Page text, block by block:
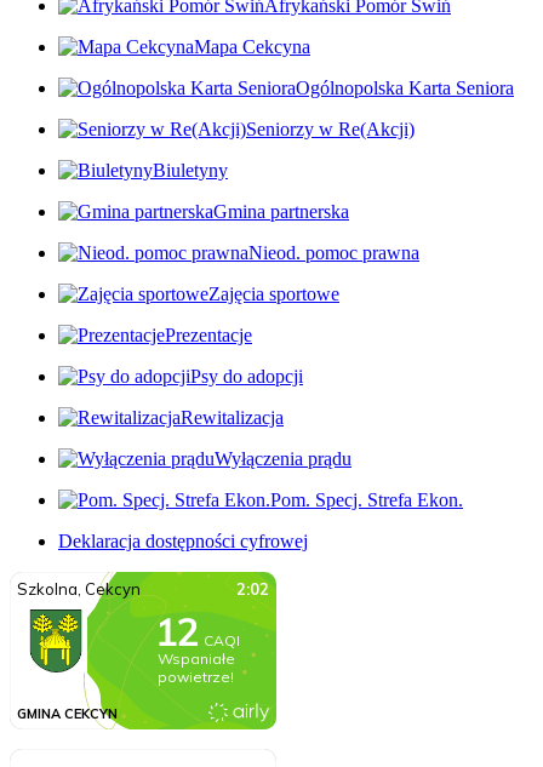
Afrykański Pomór Świń
Mapa Cekcyna
Ogólnopolska Karta Seniora
Seniorzy w Re(Akcji)
Biuletyny
Gmina partnerska
Nieod. pomoc prawna
Zajęcia sportowe
Prezentacje
Psy do adopcji
Rewitalizacja
Wyłączenia prądu
Pom. Specj. Strefa Ekon.
Deklaracja dostępności cyfrowej